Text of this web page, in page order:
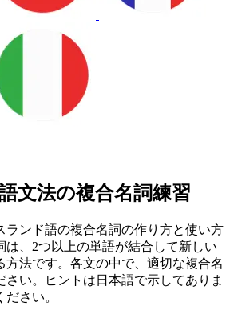
文法の複合名詞練習
ランド語の複合名詞の作り方と使い方
は、2つ以上の単語が結合して新しい
方法です。各文の中で、適切な複合名
さい。ヒントは日本語で示してありま
さい。